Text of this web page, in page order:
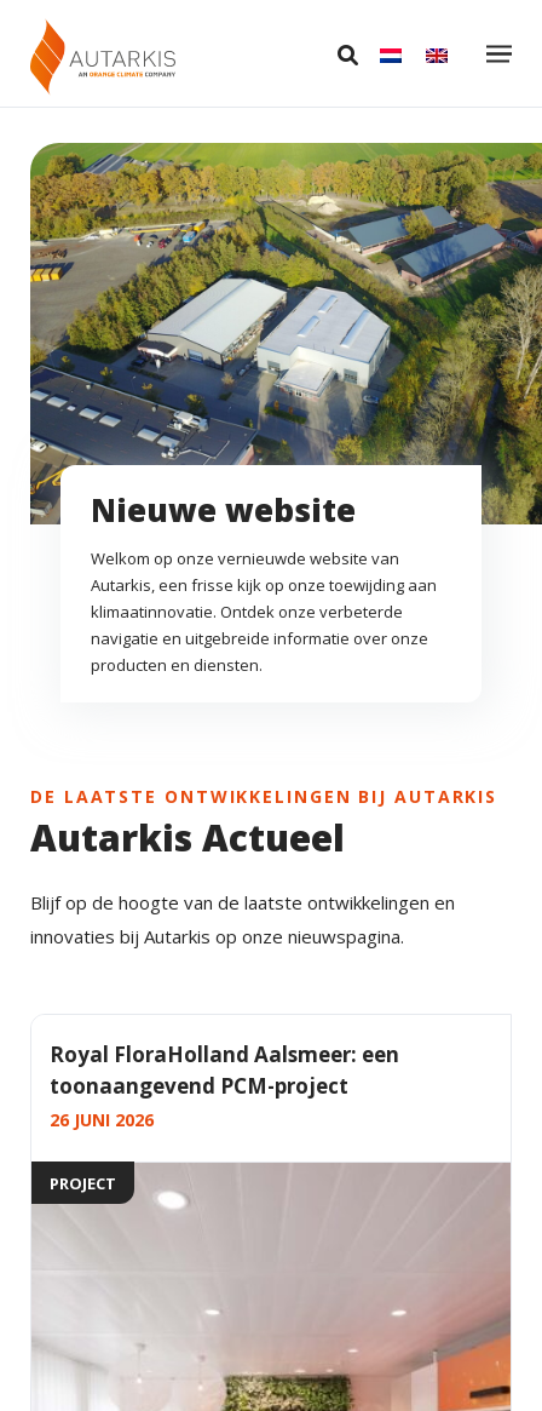
DE LAATSTE ONTWIKKELINGEN BIJ AUTARKIS
Autarkis Actueel
Blijf op de hoogte van de laatste ontwikkelingen en
innovaties bij Autarkis op onze nieuwspagina.
Nieuwe website
Welkom op onze vernieuwde website van
Autarkis, een frisse kijk op onze toewijding aan
klimaatinnovatie. Ontdek onze verbeterde
navigatie en uitgebreide informatie over onze
producten en diensten.
Royal FloraHolland Aalsmeer: een
toonaangevend PCM-project
26 JUNI 2026
PROJECT